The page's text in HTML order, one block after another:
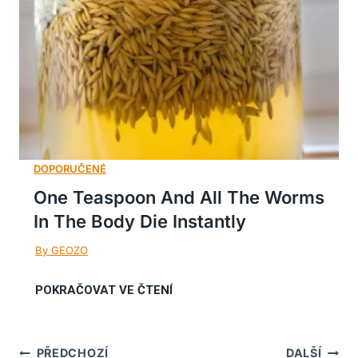
One Teaspoon And All The Worms
In The Body Die Instantly
PŘEDCHOZÍ DALŠÍ